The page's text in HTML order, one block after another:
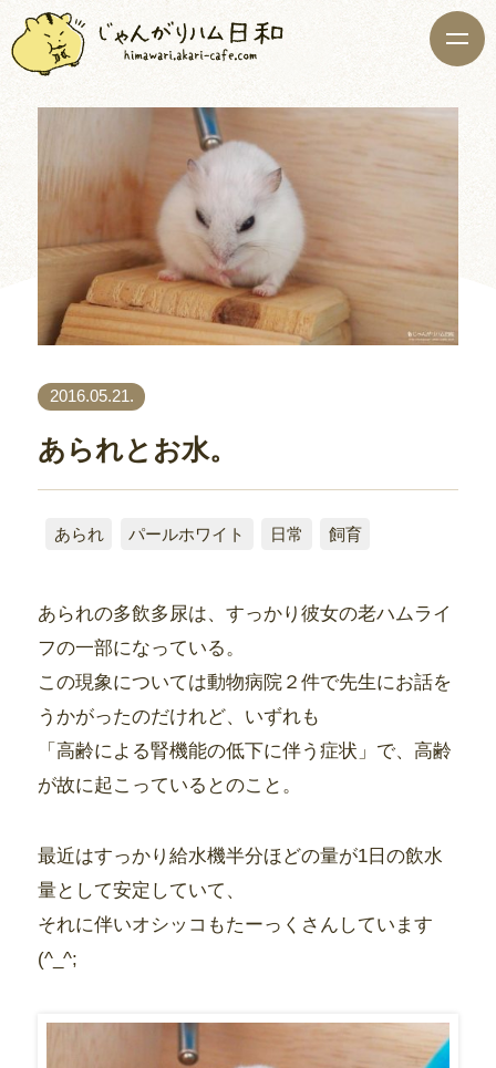
2016.05.21.
あられとお水。
あられ パールホワイト 日常 飼育
あられの多飲多尿は、すっかり彼女の老ハムライ
フの一部になっている。
この現象については動物病院２件で先生にお話を
うかがったのだけれど、いずれも
「高齢による腎機能の低下に伴う症状」で、高齢
が故に起こっているとのこと。
最近はすっかり給水機半分ほどの量が1日の飲水
量として安定していて、
それに伴いオシッコもたーっくさんしています
(^_^;